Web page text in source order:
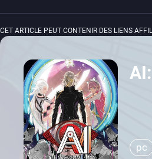
CET ARTICLE PEUT CONTENIR DES LIENS
pc